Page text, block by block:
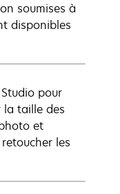
soumises à
disponibles
pour
la taille des
et
les